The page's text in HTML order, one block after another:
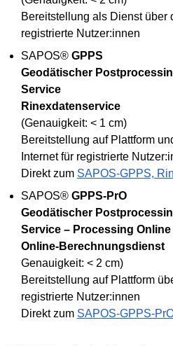
Bereitstellung als Dienst über
registrierte Nutzer:innen
SAPOS® GPPS
Geodätischer
Service
Rinexdatenservice
(Genauigkeit: < 1 cm)
Bereitstellung auf Plattform
Internet für registrierte
Direkt zum SAPOS-GPPS,
SAPOS® GPPS-PrO
Geodätischer
Service – Processing Online
Online-Berechnungsdienst
Genauigkeit: < 2 cm)
Bereitstellung auf Plattform
registrierte Nutzer:innen
Direkt zum SAPOS-GPPS-